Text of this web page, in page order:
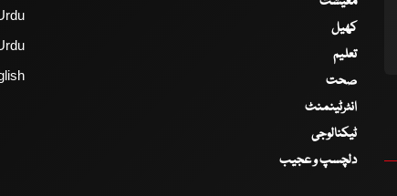
کھیل
تعلیم
صحت
انٹرٹینمنٹ
ٹیکنالوجی
دلچسپ و عجیب